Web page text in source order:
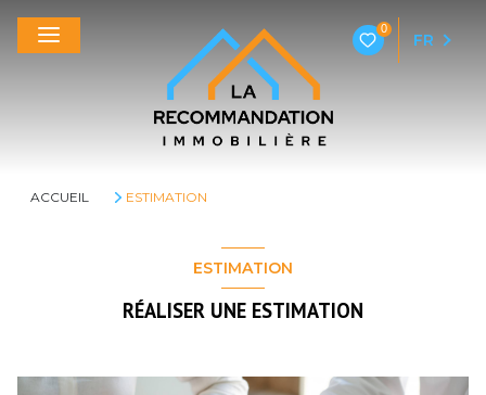
0
FR
ACCUEIL ESTIMATION
ESTIMATION
RÉALISER UNE ESTIMATION